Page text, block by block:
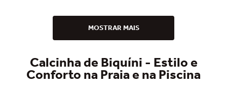
maravilhosa!
MOSTRAR MAIS
Calcinha de Biquíni - Estilo e
Conforto na Praia e na Piscina